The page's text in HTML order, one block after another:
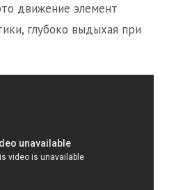
движение элемент
глубоко выдыхая при